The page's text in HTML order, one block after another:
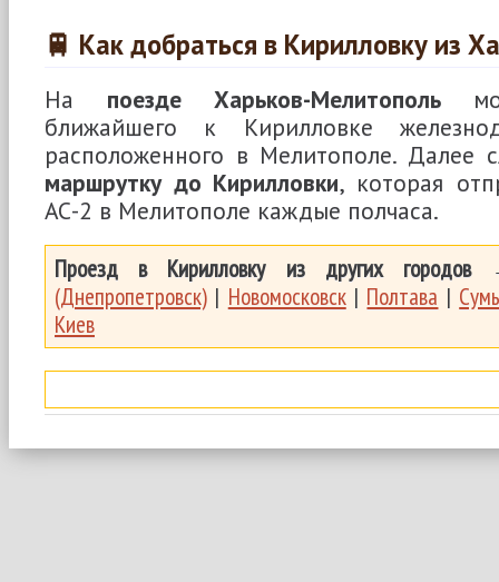
🚆 Как добраться в Кирилловку из
На поезде Харьков-Мелитополь
ближайшего к Кирилловке
расположенного в Мелитополе. Далее
маршрутку до Кирилловки, которая
АС-2 в Мелитополе каждые полчаса.
Проезд в Кирилловку из других городов
(Днепропетровск) | Новомосковск| Полтава |
Киев